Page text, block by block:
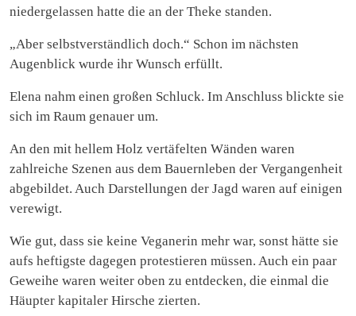
niedergelassen hatte die an der Theke standen.
„Aber selbstverständlich doch.“ Schon im nächsten
Augenblick wurde ihr Wunsch erfüllt.
Elena nahm einen großen Schluck. Im Anschluss blickte sie
sich im Raum genauer um.
An den mit hellem Holz vertäfelten Wänden waren
zahlreiche Szenen aus dem Bauernleben der Vergangenheit
abgebildet. Auch Darstellungen der Jagd waren auf einigen
verewigt.
Wie gut, dass sie keine Veganerin mehr war, sonst hätte sie
aufs heftigste dagegen protestieren müssen. Auch ein paar
Geweihe waren weiter oben zu entdecken, die einmal die
Häupter kapitaler Hirsche zierten.